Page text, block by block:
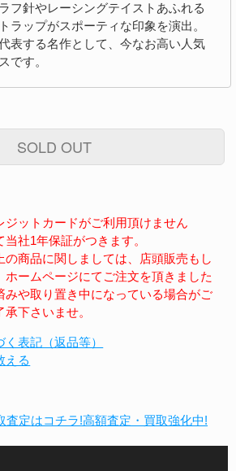
フ針やレーシングテイストあふれる
ラップがスポーティな印象を演出。
表する名作として、今なお高い人気
です。
SOLD OUT
ットカードがご利用頂けません
社1年保証がつきます。
商品に関しましては、店頭販売もし
ホームページにてご注文を頂きました
みや取り置き中になっている場合がご
下さいませ。
表記（返品等）
える